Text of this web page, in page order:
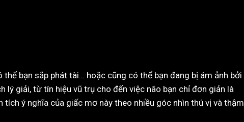
bạn sắp phát tài… hoặc cũng có thể bạn đang bị ám ảnh bởi
giải, từ tín hiệu vũ trụ cho đến việc não bạn chỉ đơn giản là
ý nghĩa của giấc mơ này theo nhiều góc nhìn thú vị và thậm